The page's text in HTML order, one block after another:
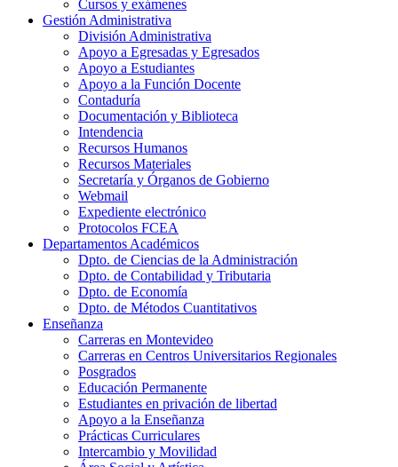
Cursos y exámenes
Gestión Administrativa
División Administrativa
Apoyo a Egresadas y Egresados
Apoyo a Estudiantes
Apoyo a la Función Docente
Contaduría
Documentación y Biblioteca
Intendencia
Recursos Humanos
Recursos Materiales
Secretaría y Órganos de Gobierno
Webmail
Expediente electrónico
Protocolos FCEA
Departamentos Académicos
Dpto. de Ciencias de la Administración
Dpto. de Contabilidad y Tributaria
Dpto. de Economía
Dpto. de Métodos Cuantitativos
Enseñanza
Carreras en Montevideo
Carreras en Centros Universitarios Regionales
Posgrados
Educación Permanente
Estudiantes en privación de libertad
Apoyo a la Enseñanza
Prácticas Curriculares
Intercambio y Movilidad